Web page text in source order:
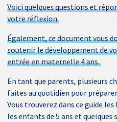
Voici quelques questions et
votre réflexion.
Également, ce document vous
soutenir le développement de
entrée en maternelle 4 ans.
En tant que parents, plusieurs
faites au quotidien pour
Vous trouverez dans ce guide
les enfants de 5 ans et quelques